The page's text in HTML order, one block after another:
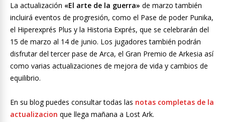
La actualización «El arte de la guerra» de marzo también
incluirá eventos de progresión, como el Pase de poder Punika,
el Hiperexprés Plus y la Historia Exprés, que se celebrarán del
15 de marzo al 14 de junio. Los jugadores también podrán
disfrutar del tercer pase de Arca, el Gran Premio de Arkesia así
como varias actualizaciones de mejora de vida y cambios de
equilibrio.
En su blog puedes consultar todas las notas completas de la
actualizacion que llega mañana a Lost Ark.